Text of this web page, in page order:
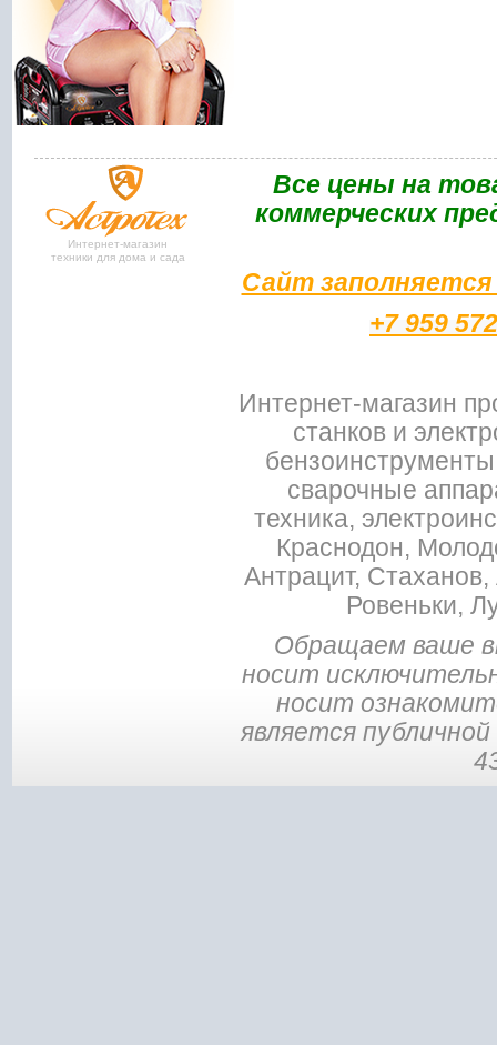
Интернет-магазин
техники для дома и сада
Bce цены на
коммерческих
Сайт
+7 959
Интернет-магазин
станков и
сварочные
техника,
Краснодон,
Антрацит,
Ровеньки,
Обращаем ваше
носит
носит
является